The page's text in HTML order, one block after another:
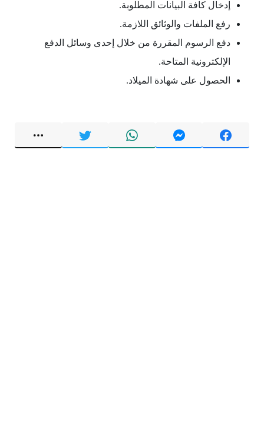
إدخال كافة البيانات المطلوبة.
رفع الملفات والوثائق اللازمة.
دفع الرسوم المقررة من خلال إحدى وسائل الدفع
الإلكترونية المتاحة.
الحصول على شهادة الميلاد.